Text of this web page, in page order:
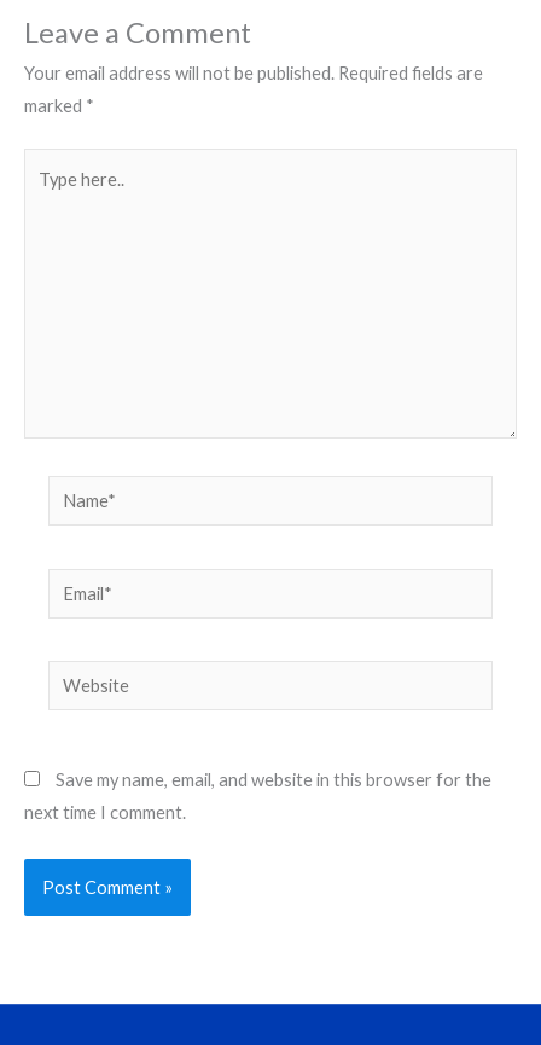
Leave a Comment
Your email address will not be published. Required fields are
marked *
here..
Name*
Email*
Website
Save my name, email, and website in this browser for the
next time I comment.